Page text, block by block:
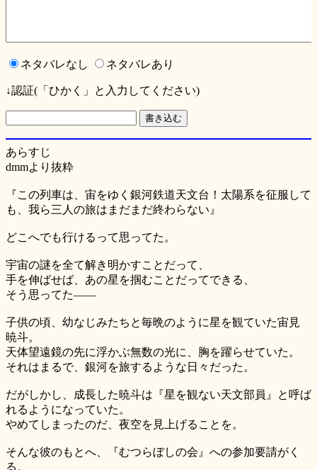
ネタバレなし ネタバレあり
↓認証(「ひかく」と入力してください)
あらすじ
dmmより抜粋
『この列車は、宙をゆく銀河鉄道天文台！太陽系を征服して
も、我ら三人の旅はまだまだ終わらない』
どこへでも行けるって思ってた。
宇宙の謎を全て解き明かすことだって、
手を伸ばせば、あの星を掴むことだってできる、
そう思ってた――
子供の頃、幼なじみたちと毎晩のように星を観ていた宙見
暁斗。
天体望遠鏡の先に浮かぶ無数の光に、胸を躍らせていた。
それはまるで、銀河を旅するような日々だった。
だがしかし、成長した暁斗は『星を観ない天文部員』と呼ば
れるようになっていた。
やめてしまったのだ、夜空を見上げることを。
そんな彼のもとへ、『むつらぼしの会』への参加要請がく
る。